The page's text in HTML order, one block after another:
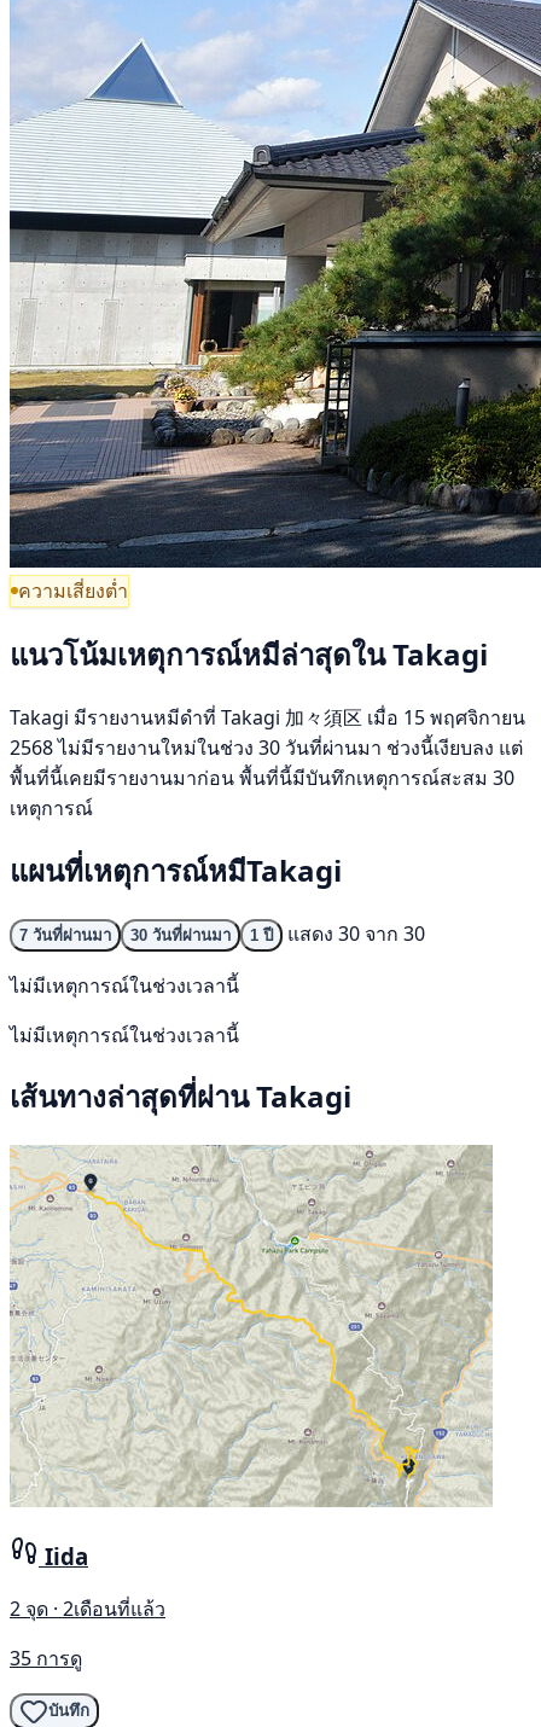
ความเสี่ยงต่ำ
แนวโน้มเหตุการณ์หมีล่าสุดใน Takagi
Takagi มีรายงานหมีดำที่ Takagi 加々須区 เมื่อ 15 พฤศจิกายน
2568 ไม่มีรายงานใหม่ในช่วง 30 วันที่ผ่านมา ช่วงนี้เงียบลง แต่
พื้นที่นี้เคยมีรายงานมาก่อน พื้นที่นี้มีบันทึกเหตุการณ์สะสม 30
เหตุการณ์
แผนที่เหตุการณ์หมีTakagi
7 วันที่ผ่านมา 30 วันที่ผ่านมา 1 ปี
แสดง 30 จาก 30
ไม่มีเหตุการณ์ในช่วงเวลานี้
ไม่มีเหตุการณ์ในช่วงเวลานี้
เส้นทางล่าสุดที่ผ่าน Takagi
Iida
2 จุด · 2เดือนที่แล้ว
35 การดู
บันทึก